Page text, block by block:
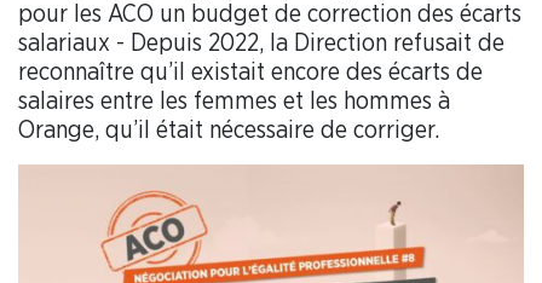
pour les ACO un budget de correction des écarts
salariaux - Depuis 2022, la Direction refusait de
reconnaître qu’il existait encore des écarts de
salaires entre les femmes et les hommes à
Orange, qu’il était nécessaire de corriger.